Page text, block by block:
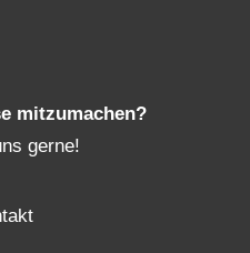
mitzumachen?
gerne!